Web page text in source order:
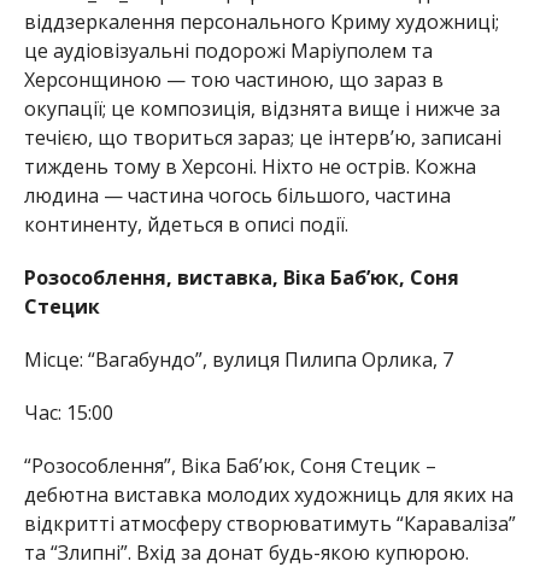
віддзеркалення персонального Криму художниці;
це аудіовізуальні подорожі Маріуполем та
Херсонщиною — тою частиною, що зараз в
окупації; це композиція, відзнята вище і нижче за
течією, що твориться зараз; це інтерв’ю, записані
тиждень тому в Херсоні. Ніхто не острів. Кожна
людина — частина чогось більшого, частина
континенту, йдеться в описі події.
Розособлення, виставка, Віка Баб’юк, Соня
Стецик
Місце: “Вагабундо”, вулиця Пилипа Орлика, 7
Час: 15:00
“Розособлення”, Віка Баб’юк, Соня Стецик –
дебютна виставка молодих художниць для яких на
відкритті атмосферу створюватимуть “Караваліза”
та “Злипні”. Вхід за донат будь-якою купюрою.